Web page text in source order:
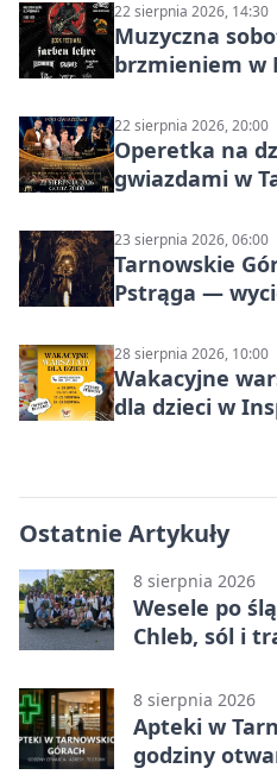
22 sierpnia 2026, 14:30
Muzyczna
brzmieniem w
22 sierpnia 2026, 20:00
Operetka na
gwiazdami w
23 sierpnia 2026, 06:00
Tarnowskie
Pstrąga —
28 sierpnia 2026, 10:00
Wakacyjne
dla dzieci w
Ostatnie Artykuły
8 sierpnia 2026
Wesele po
Chleb, sól i
8 sierpnia 2026
Apteki w
godziny